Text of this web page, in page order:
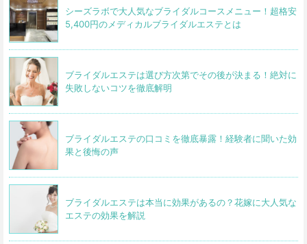
シーズラボで大人気なブライダルコースメニュー！超格安
5,400円のメディカルブライダルエステとは
ブライダルエステは選び方次第でその後が決まる！絶対に
失敗しないコツを徹底解明
ブライダルエステの口コミを徹底暴露！経験者に聞いた効
果と後悔の声
ブライダルエステは本当に効果があるの？花嫁に大人気な
エステの効果を解説